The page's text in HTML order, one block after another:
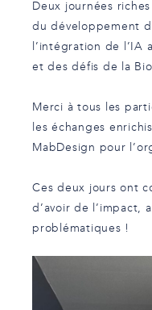
Deux journées
du développement
l’intégration de l’IA
et des défis de la
Merci à tous les
les échanges
MabDesign pour
Ces deux jours ont
d’avoir de l’impact,
problématiques !